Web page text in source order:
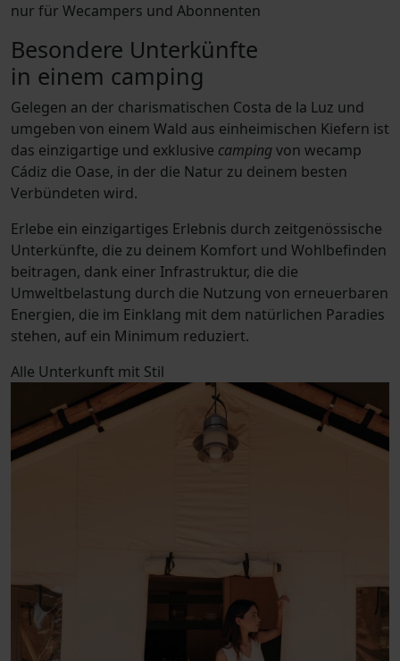
nur für Wecampers und Abonnenten
Besondere Unterkünfte
in einem camping
Gelegen an der charismatischen Costa de la Luz und
umgeben von einem Wald aus einheimischen Kiefern ist
das einzigartige und exklusive campingvon wecamp
Cádiz die Oase, in der die Natur zu deinem besten
Verbündeten wird.
Erlebe ein einzigartiges Erlebnis durch zeitgenössische
Unterkünfte, die zu deinem Komfort und Wohlbefinden
beitragen, dank einer Infrastruktur, die die
Umweltbelastung durch die Nutzung von erneuerbaren
Energien, die im Einklang mit dem natürlichen Paradies
stehen, auf ein Minimum reduziert.
Alle Unterkunft mit Stil